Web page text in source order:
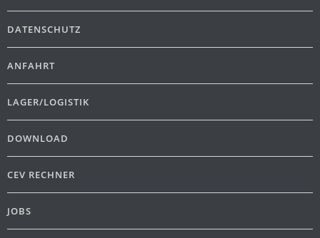
DATENSCHUTZ
ANFAHRT
LAGER/LOGISTIK
DOWNLOAD
CEV RECHNER
JOBS